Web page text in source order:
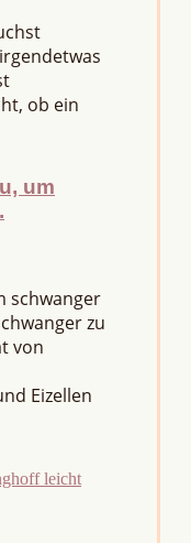
ob ein
um
schwanger
zu
von
Eizellen